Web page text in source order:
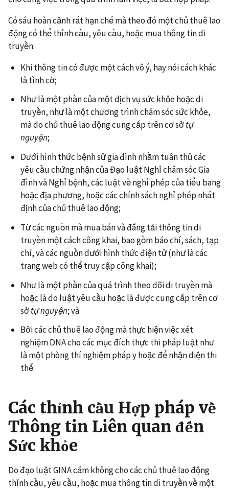
Có sáu hoàn cảnh rất hạn chế mà theo đó một chủ thuê lao
động có thể thỉnh cầu, yêu cầu, hoặc mua thông tin di
truyền:
Khi thông tin có được một cách vô ý, hay nói cách khác
là tình cờ;
Như là một phần của một dịch vụ sức khỏe hoặc di
truyền, như là một chương trình chăm sóc sức khỏe,
mà do chủ thuê lao động cung cấp trên cơ sởtự
nguyện;
Dưới hình thức bệnh sử gia đình nhằm tuân thủ các
yêu cầu chứng nhận của Đạo luật Nghỉ chăm sóc Gia
đình và Nghỉ bệnh, các luật về nghỉ phép của tiểu bang
hoặc địa phương, hoặc các chính sách nghỉ phép nhất
định của chủ thuê lao động;
Từ các nguồn mà mua bán và đăng tải thông tin di
truyền một cách công khai, bao gồm báo chí, sách, tạp
chí, và các nguồn dưới hình thức điện tử (như là các
trang web có thể truy cập công khai);
Như là một phần của quá trình theo dõi di truyền mà
hoặc là do luật yêu cầu hoặc là được cung cấp trên cơ
sởtự nguyện; và
Bởi các chủ thuê lao động mà thực hiện việc xét
nghiệm DNA cho các mục đích thực thi pháp luật như
là một phòng thí nghiệm pháp y hoặc để nhận diện thi
thể.
Các thỉnh cầu Hợp pháp về
Thông tin Liên quan đến
Sức khỏe
Do đạo luật GINA cấm không cho các chủ thuê lao động
thỉnh cầu, yêu cầu, hoặc mua thông tin di truyền về một